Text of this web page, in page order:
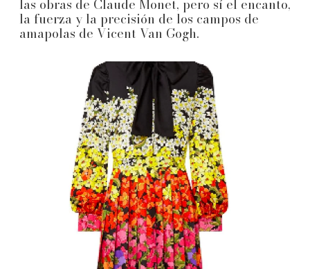
las obras de Claude Monet, pero sí el encanto,
la fuerza y la precisión de los campos de
amapolas de Vicent Van Gogh.